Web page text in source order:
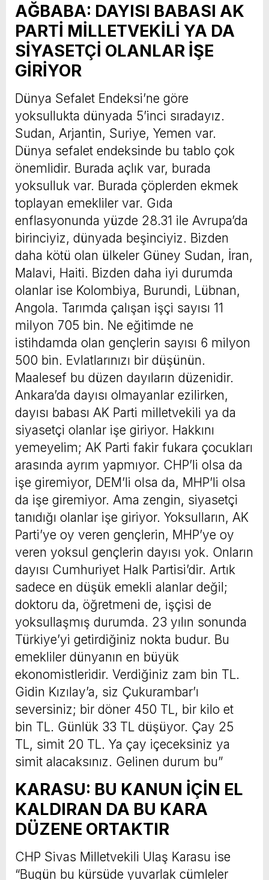
AĞBABA: DAYISI BABASI AK
PARTİ MİLLETVEKİLİ YA DA
SİYASETÇİ OLANLAR İŞE
GİRİYOR
Dünya Sefalet Endeksi’ne göre
yoksullukta dünyada 5’inci sıradayız.
Sudan, Arjantin, Suriye, Yemen var.
Dünya sefalet endeksinde bu tablo çok
önemlidir. Burada açlık var, burada
yoksulluk var. Burada çöplerden ekmek
toplayan emekliler var. Gıda
enflasyonunda yüzde 28.31 ile Avrupa’da
birinciyiz, dünyada beşinciyiz. Bizden
daha kötü olan ülkeler Güney Sudan, İran,
Malavi, Haiti. Bizden daha iyi durumda
olanlar ise Kolombiya, Burundi, Lübnan,
Angola. Tarımda çalışan işçi sayısı 11
milyon 705 bin. Ne eğitimde ne
istihdamda olan gençlerin sayısı 6 milyon
500 bin. Evlatlarınızı bir düşünün.
Maalesef bu düzen dayıların düzenidir.
Ankara’da dayısı olmayanlar ezilirken,
dayısı babası AK Parti milletvekili ya da
siyasetçi olanlar işe giriyor. Hakkını
yemeyelim; AK Parti fakir fukara çocukları
arasında ayrım yapmıyor. CHP’li olsa da
işe giremiyor, DEM’li olsa da, MHP’li olsa
da işe giremiyor. Ama zengin, siyasetçi
tanıdığı olanlar işe giriyor. Yoksulların, AK
Parti’ye oy veren gençlerin, MHP’ye oy
veren yoksul gençlerin dayısı yok. Onların
dayısı Cumhuriyet Halk Partisi’dir. Artık
sadece en düşük emekli alanlar değil;
doktoru da, öğretmeni de, işçisi de
yoksullaşmış durumda. 23 yılın sonunda
Türkiye’yi getirdiğiniz nokta budur. Bu
emekliler dünyanın en büyük
ekonomistleridir. Verdiğiniz zam bin TL.
Gidin Kızılay’a, siz Çukurambar’ı
seversiniz; bir döner 450 TL, bir kilo et
bin TL. Günlük 33 TL düşüyor. Çay 25
TL, simit 20 TL. Ya çay içeceksiniz ya
simit alacaksınız. Gelinen durum bu”
KARASU: BU KANUN İÇİN EL
KALDIRAN DA BU KARA
DÜZENE ORTAKTIR
CHP Sivas Milletvekili Ulaş Karasu ise
“Bugün bu kürsüde yuvarlak cümleler